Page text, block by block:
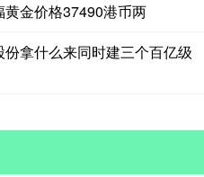
金价格37490港币两
拿什么来同时建三个百亿级